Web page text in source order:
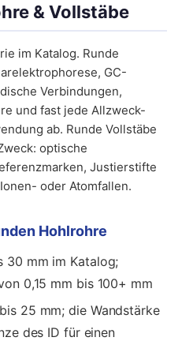
& Vollstäbe
im Katalog. Runde
GC-
Verbindungen,
und fast jede Allzweck-
ab. Runde Vollstäbe
optische
Justierstifte
oder Atomfallen.
Hohlrohre
30 mm im Katalog;
0,15 mm bis 100+ mm
25 mm; die Wandstärke
des ID für einen